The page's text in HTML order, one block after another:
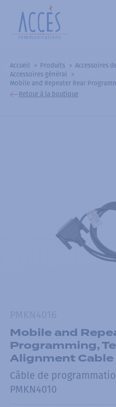
Accueil Produits
Accessoires
Accessoires général
Mobile and Repeater Rear
Retour à la boutique
Mobile and
Programming,
Alignment Cable
Câble de
PMKN4010